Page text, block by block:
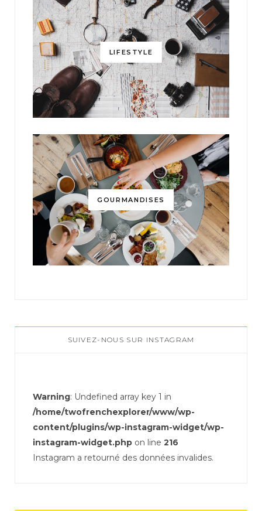
LIFESTYLE
GOURMANDISES
SUIVEZ-NOUS SUR INSTAGRAM
Warning: Undefined array key 1 in
/home/twofrenchexplorer/www/wp-
content/plugins/wp-instagram-widget/wp-
instagram-widget.php on line 216
Instagram a retourné des données invalides.